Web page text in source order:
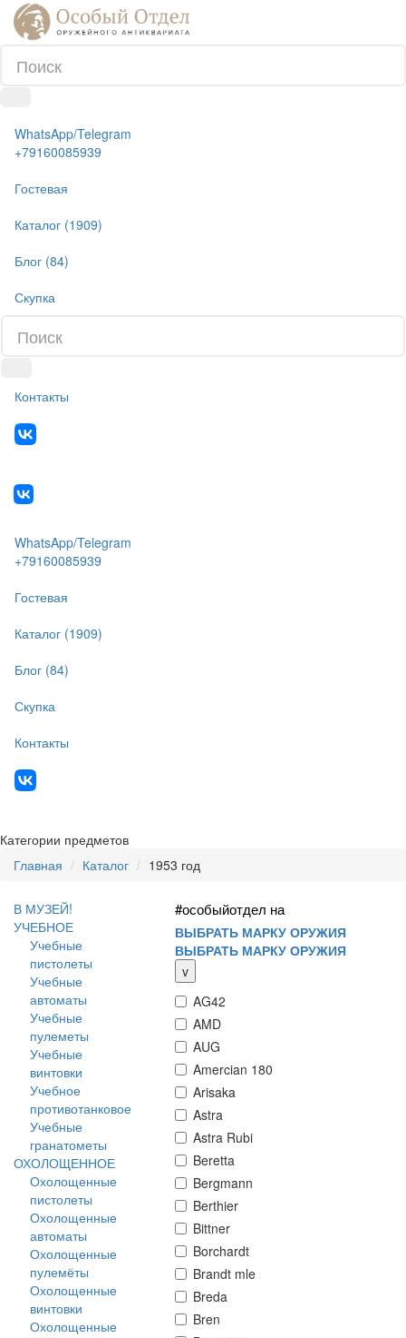
WhatsApp/Telegram
+79160085939
Гостевая
Каталог (1909)
Блог (84)
Скупка
Контакты
WhatsApp/Telegram
+79160085939
Гостевая
Каталог (1909)
Блог (84)
Скупка
Контакты
Категории предметов
Главная
Каталог 1953 год
В МУЗЕЙ!
УЧЕБНОЕ
Учебные
пистолеты
Учебные
автоматы
Учебные
пулеметы
Учебные
винтовки
Учебное
противотанковое
Учебные
гранатометы
ОХОЛОЩЕННОЕ
Охолощенные
пистолеты
Охолощенные
автоматы
Охолощенные
пулемёты
Охолощенные
винтовки
Охолощенные
#особыйотдел на
ВЫБРАТЬ МАРКУ ОРУЖИЯ
ВЫБРАТЬ МАРКУ ОРУЖИЯ
v
AG42
AMD
AUG
Amercian 180
Arisaka
Astra
Astra Rubi
Beretta
Bergmann
Berthier
Bittner
Borchardt
Brandt mle
Breda
Bren